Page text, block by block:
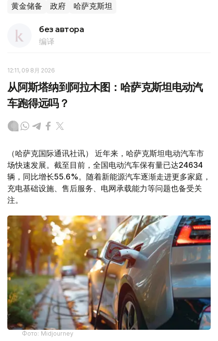
黄金储备 政府 哈萨克斯坦
без автора
编译
12:11, 09 8月 2026
从阿斯塔纳到阿拉木图：哈萨克斯坦电动汽
车跑得远吗？
（哈萨克国际通讯社讯） 近年来，哈萨克斯坦电动汽车市
场快速发展。截至目前，全国电动汽车保有量已达24634
辆，同比增长55.6%。随着新能源汽车逐渐走进更多家庭，
充电基础设施、售后服务、电网承载能力等问题也备受关
注。
Фото: Midjourney